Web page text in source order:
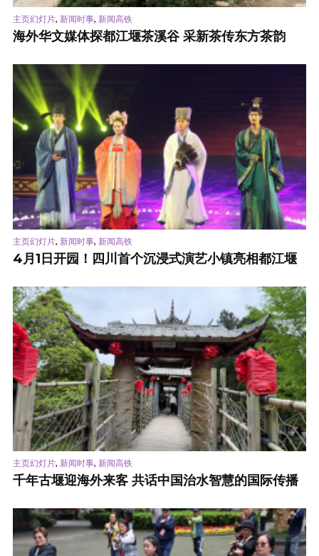
主页幻灯片, 新闻时事, 新闻高铁
海外华文媒体探都江堰茶溪谷 采新茶传东方茶韵
主页幻灯片, 新闻时事, 新闻高铁
4月1日开园！四川首个沉浸式演艺小镇亮相都江堰
主页幻灯片, 新闻时事, 新闻高铁
千年古堰迎海外来客 共话中国治水智慧的国际传播